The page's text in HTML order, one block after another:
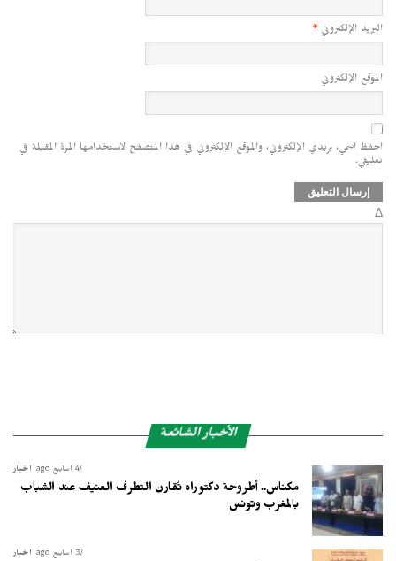
البريد الإلكتروني *
الموقع الإلكتروني
احفظ اسمي، بريدي الإلكتروني، والموقع الإلكتروني في هذا المتصفح لاستخدامها المرة المقبلة في
تعليقي.
Δ
الأخبار الشائعة
أخبار 4 أسابيع ago
مكناس.. أطروحة دكتوراه تُقارن التطرف العنيف عند الشباب
بالمغرب وتونس
أخبار 3 أسابيع ago